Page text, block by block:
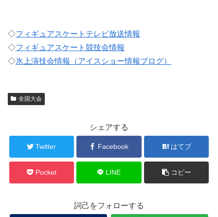
◇フィギュアスケートテレビ放送情報
◇フィギュアスケート競技会情報
◇氷上演技会情報（アイスショー情報ブログ）
全国大会
シェアする
Twitter Facebook はてブ
Pocket LINE コピー
詞己をフォローする